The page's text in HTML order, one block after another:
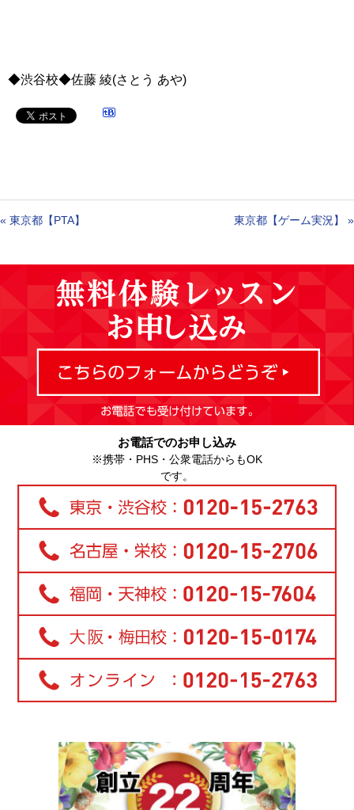
◆渋谷校◆佐藤 綾(さとう あや)
« 東京都【PTA】 東京都【ゲーム実況】 »
お電話でのお申し込み
※携帯・PHS・公衆電話からもOK
です。